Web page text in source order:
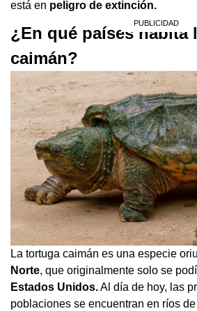
está en peligro de extinción.
¿En qué países habita
caimán?
La tortuga caimán es una especie
Norte, que originalmente solo se
Estados Unidos.Al día de hoy, las
poblaciones se encuentran en ríos